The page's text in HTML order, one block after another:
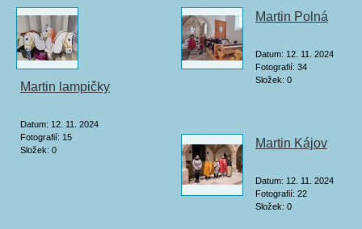
Martin lampičky
Datum: 12. 11. 2024
Fotografií: 15
Složek: 0
Martin Polná
Datum: 12. 11. 2024
Fotografií: 34
Složek: 0
Martin Kájov
Datum: 12. 11. 2024
Fotografií: 22
Složek: 0